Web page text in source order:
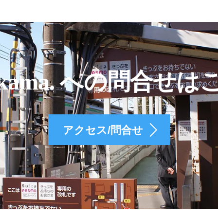
への問合せは
アクセス/問合せ